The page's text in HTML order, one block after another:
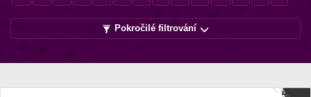
Pokročilé filtrování